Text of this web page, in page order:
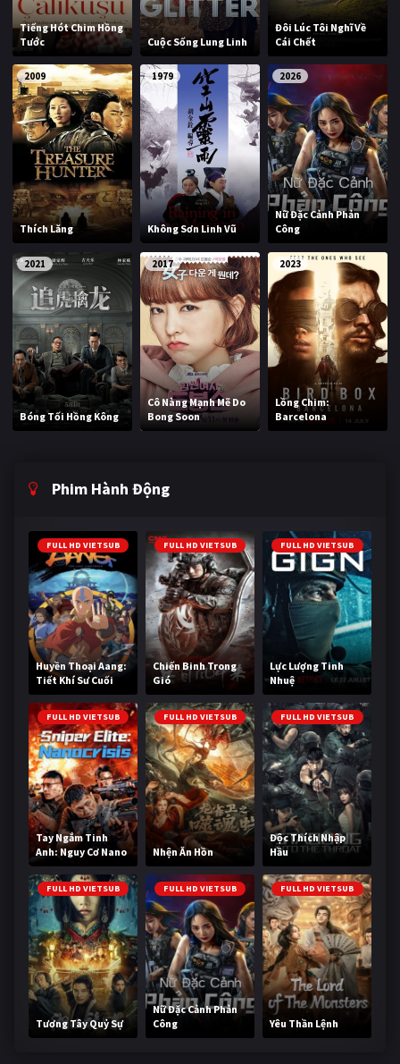
Tiếng Hót Chim Hồng
Tước
Cuộc Sống Lung Linh
Đôi Lúc Tôi Nghĩ Về
Cái Chết
2009
Thích Lăng
1979
Không Sơn Linh Vũ
2026
Nữ Đặc Cảnh Phản
Công
2021
Bóng Tối Hồng Kông
2017
Cô Nàng Mạnh Mẽ Do
Bong Soon
2023
Lồng Chim:
Barcelona
Phim Hành Động
FULL HD VIETSUB
Huyền Thoại Aang:
Tiết Khí Sư Cuối
Cùng
FULL HD VIETSUB
Chiến Binh Trong
Gió
FULL HD VIETSUB
Lực Lượng Tinh
Nhuệ
FULL HD VIETSUB
Tay Ngắm Tinh
Anh: Nguy Cơ Nano
FULL HD VIETSUB
Nhện Ăn Hồn
FULL HD VIETSUB
Độc Thích Nhập
Hầu
FULL HD VIETSUB
Tương Tây Quỷ Sự
FULL HD VIETSUB
Nữ Đặc Cảnh Phản
Công
FULL HD VIETSUB
Yêu Thần Lệnh